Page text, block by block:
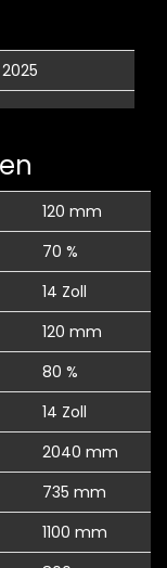
2025
120 mm
70 %
14 Zoll
120 mm
80 %
14 Zoll
2040 mm
735 mm
1100 mm